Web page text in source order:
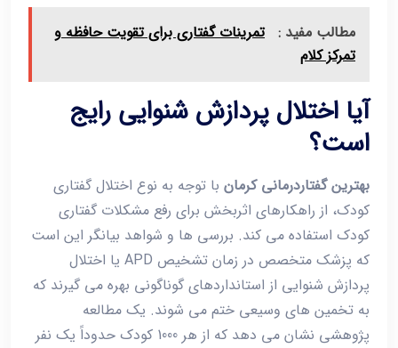
مطالب مفید : تمرینات گفتاری برای تقویت حافظه و
تمرکز کلام
آیا اختلال پردازش شنوایی رایج
است؟
بهترین گفتاردرمانی کرمان با توجه به نوع اختلال گفتاری
کودک، از راهکارهای اثربخش برای رفع مشکلات گفتاری
کودک استفاده می کند. بررسی ها و شواهد بیانگر این است
که پزشک متخصص در زمان تشخیص APD یا اختلال
پردازش شنوایی از استانداردهای گوناگونی بهره می گیرند که
به تخمین های وسیعی ختم می شوند. یک مطالعه
پژوهشی نشان می دهد که از هر 1000 کودک حدوداً یک نفر